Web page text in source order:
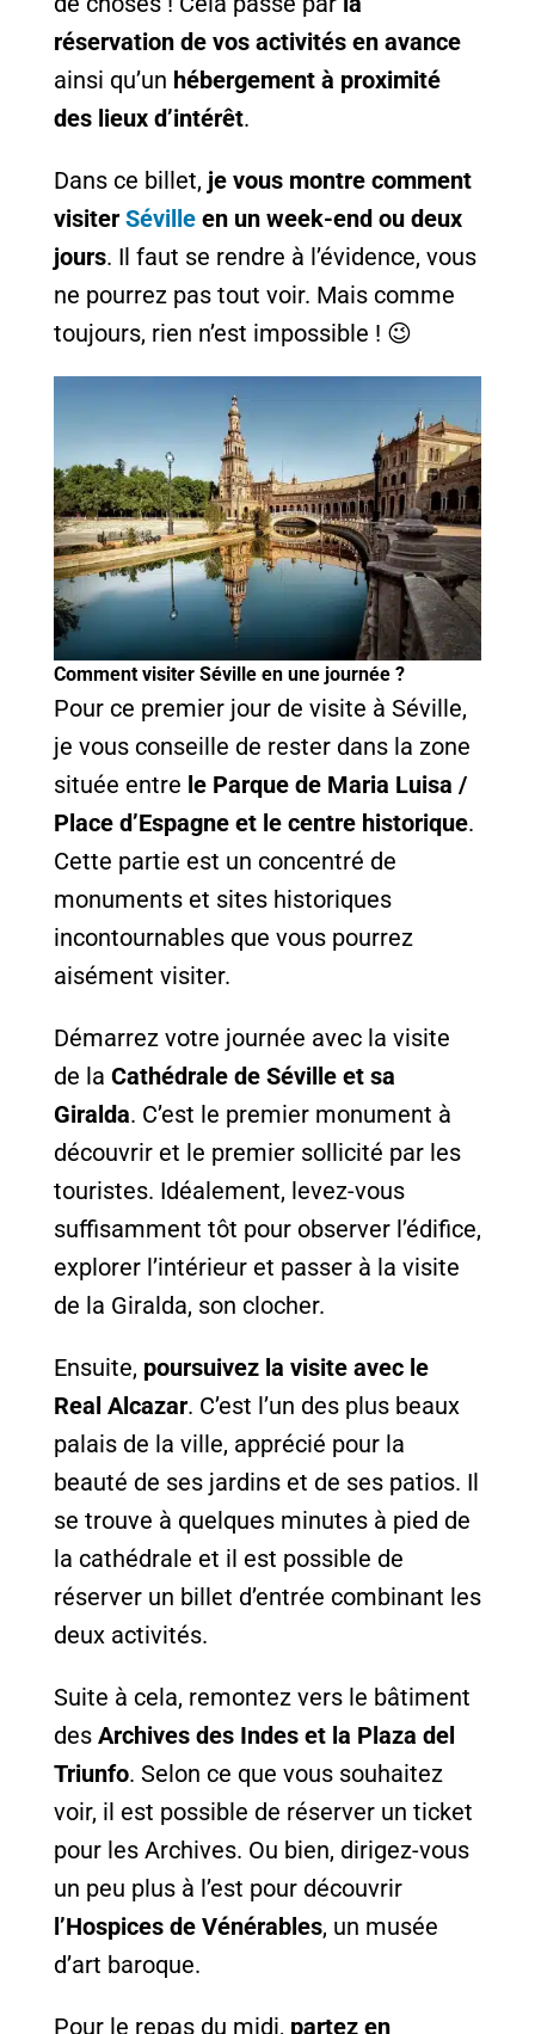
réservation de vos activités en avance
ainsi qu’un hébergement à proximité
des lieux d’intérêt.
Dans ce billet, je vous montre comment
visiter Sévilleen un week-end ou deux
jours. Il faut se rendre à l’évidence, vous
ne pourrez pas tout voir. Mais comme
toujours, rien n’est impossible ! 😉
Comment visiter Séville en une journée ?
Pour ce premier jour de visite à Séville,
je vous conseille de rester dans la zone
située entre le Parque de Maria Luisa /
Place d’Espagne et le centre historique.
Cette partie est un concentré de
monuments et sites historiques
incontournables que vous pourrez
aisément visiter.
Démarrez votre journée avec la visite
de la Cathédrale de Séville et sa
Giralda. C’est le premier monument à
découvrir et le premier sollicité par les
touristes. Idéalement, levez-vous
suffisamment tôt pour observer l’édifice,
explorer l’intérieur et passer à la visite
de la Giralda, son clocher.
Ensuite, poursuivez la visite avec le
Real Alcazar. C’est l’un des plus beaux
palais de la ville, apprécié pour la
beauté de ses jardins et de ses patios. Il
se trouve à quelques minutes à pied de
la cathédrale et il est possible de
réserver un billet d’entrée combinant les
deux activités.
Suite à cela, remontez vers le bâtiment
des Archives des Indes et la Plaza del
Triunfo. Selon ce que vous souhaitez
voir, il est possible de réserver un ticket
pour les Archives. Ou bien, dirigez-vous
un peu plus à l’est pour découvrir
l’Hospices de Vénérables, un musée
d’art baroque.
Pour le repas du midi, partez en